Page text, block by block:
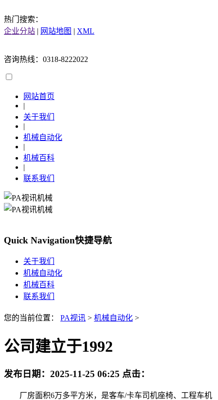
热门搜索：
企业分站 | 网站地图 | XML
咨询热线：0318-8222022
网站首页
|
关于我们
|
机械自动化
|
机械百科
|
联系我们
Quick Navigation快捷导航
关于我们
机械自动化
机械百科
联系我们
您的当前位置： PA视讯 > 机械自动化 >
公司建立于1992
发布日期： 2025-11-25 06:25 点击：
厂房面积6万多平方米，是客车/卡车司机座椅、工程车机